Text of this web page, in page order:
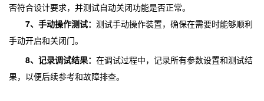
否符合设计要求，并测试自动关闭功能是否正常。
7、手动操作测试： 测试手动操作装置，确保在需要时能够顺利
手动开启和关闭门。
8、记录调试结果： 在调试过程中，记录所有参数设置和测试结
果，以便后续参考和故障排查。